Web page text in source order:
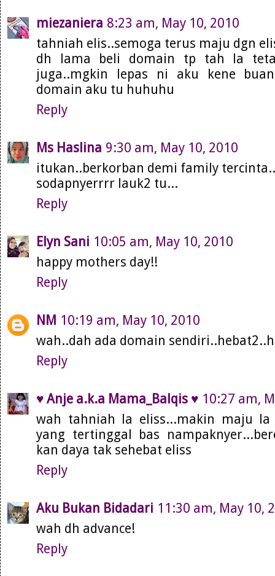
miezaniera 8:23 am, May 10, 2010
tahniah elis..semoga terus maju dgn
dh lama beli domain tp tah la
juga..mgkin lepas ni aku kene
domain aku tu huhuhu
Reply
Ms Haslina 9:30 am, May 10, 2010
itukan..berkorban demi family tercinta..
sodapnyerrrr lauk2 tu...
Reply
Elyn Sani 10:05 am, May 10, 2010
happy mothers day!!
Reply
NM 10:19 am, May 10, 2010
wah..dah ada domain
Reply
♥ Anje a.k.a Mama_Balqis ♥ 10:27 am,
wah tahniah la eliss...makin maju la
yang tertinggal bas
kan daya tak sehebat eliss
Reply
Aku Bukan Bidadari 11:30 am, May 10,
wah dh advance!
Reply